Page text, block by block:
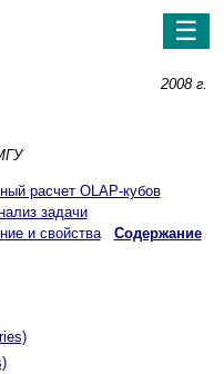
☰
2008 г.
расчет OLAP-кубов
задачи
и свойства Содержание